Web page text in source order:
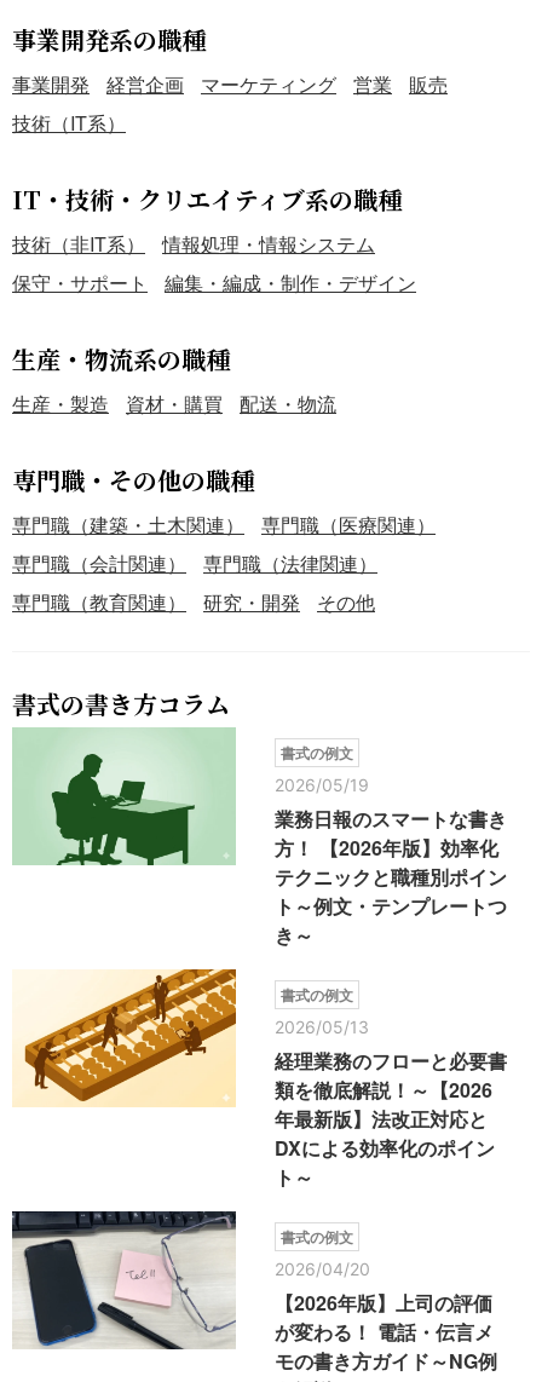
事業開発系の職種
事業開発 経営企画 マーケティング 営業
販売
技術（IT系）
IT・技術・クリエイティブ系の職種
技術（非IT系）
情報処理・情報システム
保守・サポート
編集・編成・制作・デザイン
生産・物流系の職種
生産・製造 資材・購買 配送・物流
専門職・その他の職種
専門職（建築・土木関連）
専門職（医療関連）
専門職（会計関連）
専門職（法律関連）
専門職（教育関連）
研究・開発 その他
書式の書き方コラム
書式の例文
2026/05/19
業務日報のスマートな書き
方！ 【2026年版】効率化
テクニックと職種別ポイン
ト～例文・テンプレートつ
き～
書式の例文
2026/05/13
経理業務のフローと必要書
類を徹底解説！～【2026
年最新版】法改正対応と
DXによる効率化のポイン
ト～
書式の例文
2026/04/20
【2026年版】上司の評価
が変わる！ 電話・伝言メ
モの書き方ガイド～NG例